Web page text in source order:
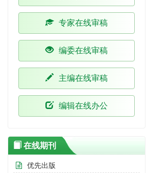
专家在线审稿
编委在线审稿
主编在线审稿
编辑在线办公
在线期刊
优先出版